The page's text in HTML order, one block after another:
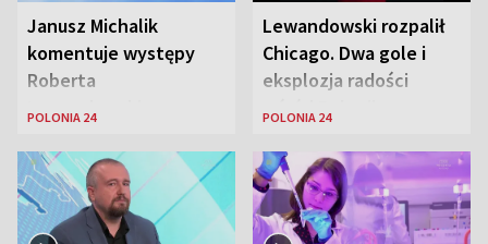
Janusz Michalik
komentuje występy
Roberta
Lewandowskiego w
Zjednoczonych
POLONIA 24
Lewandowski rozpalił
Chicago. Dwa gole i
eksplozja radości
wśród Polonii
POLONIA 24